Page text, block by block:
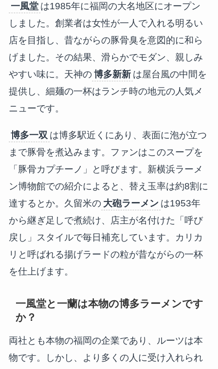
一風堂 は1985年に福岡の大名地区にオープン
しました。創業者は女性が一人で入れる明るい
店を目指し、昔ながらの豚骨臭を意図的に和ら
げました。その結果、滑らかでモダン、親しみ
やすい味に。天神の博多新新 は屋台風の中間を
提供し、細麺の一杯はランチ時の地元の人気メ
ニューです。
博多一双 は博多駅近くにあり、表面に泡が立つ
まで豚骨を煮込みます。ファンはこのスープを
「豚骨カプチーノ」と呼びます。新横浜ラーメ
ン博物館での紹介によると、替え玉率は約8割に
達するとか。久留米の 大砲ラーメン は1953年
から継ぎ足しで煮続け、店主が名付けた「呼び
戻し」スタイルで毎日補充しています。カリカ
リと呼ばれる揚げラードの粒が昔ながらの一杯
を仕上げます。
一風堂と一蘭は本物の博多ラーメンです
か？
両社とも本物の福岡の企業であり、ルーツは本
物です。しかし、より多くの人に受け入れられ